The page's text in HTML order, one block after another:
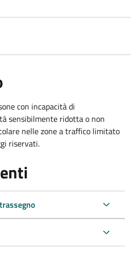
con incapacità di
sensibilmente ridotta o non
nelle zone a traffico limitato
riservati.